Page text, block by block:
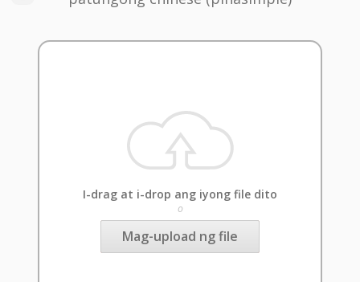
I-drag at i-drop ang iyong file dito
o
Mag-upload ng file